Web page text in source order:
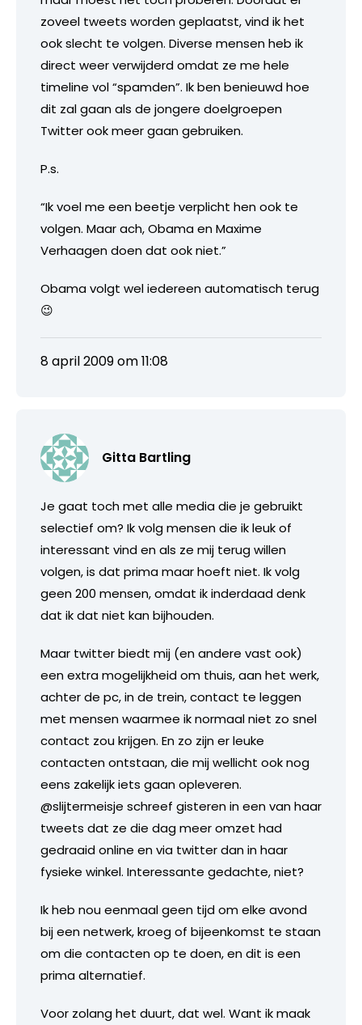
zoveel tweets worden geplaatst, vind ik het
ook slecht te volgen. Diverse mensen heb ik
direct weer verwijderd omdat ze me hele
timeline vol “spamden”. Ik ben benieuwd hoe
dit zal gaan als de jongere doelgroepen
Twitter ook meer gaan gebruiken.
P.s.
“Ik voel me een beetje verplicht hen ook te
volgen. Maar ach, Obama en Maxime
Verhaagen doen dat ook niet.”
Obama volgt wel iedereen automatisch terug
😉
8 april 2009 om 11:08
Gitta Bartling
Je gaat toch met alle media die je gebruikt
selectief om? Ik volg mensen die ik leuk of
interessant vind en als ze mij terug willen
volgen, is dat prima maar hoeft niet. Ik volg
geen 200 mensen, omdat ik inderdaad denk
dat ik dat niet kan bijhouden.
Maar twitter biedt mij (en andere vast ook)
een extra mogelijkheid om thuis, aan het werk,
achter de pc, in de trein, contact te leggen
met mensen waarmee ik normaal niet zo snel
contact zou krijgen. En zo zijn er leuke
contacten ontstaan, die mij wellicht ook nog
eens zakelijk iets gaan opleveren.
@slijtermeisje schreef gisteren in een van haar
tweets dat ze die dag meer omzet had
gedraaid online en via twitter dan in haar
fysieke winkel. Interessante gedachte, niet?
Ik heb nou eenmaal geen tijd om elke avond
bij een netwerk, kroeg of bijeenkomst te staan
om die contacten op te doen, en dit is een
prima alternatief.
Voor zolang het duurt, dat wel. Want ik maak